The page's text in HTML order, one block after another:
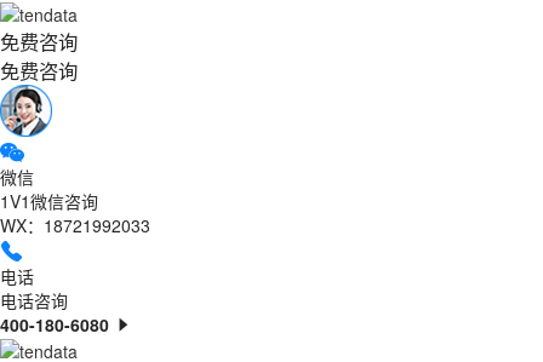
免费咨询
免费咨询
微信
1V1微信咨询
WX：18721992033
电话
电话咨询
400-180-6080